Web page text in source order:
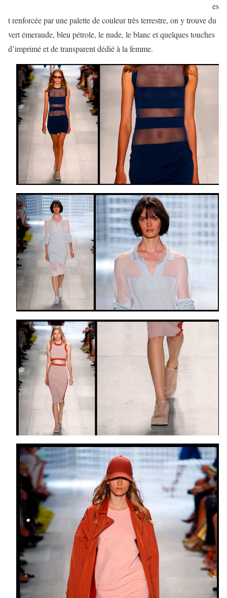
es
t renforcée par une palette de couleur très terrestre, on y trouve du
vert émeraude, bleu pétrole, le nude, le blanc et quelques touches
d’imprimé et de transparent dédié à la femme.